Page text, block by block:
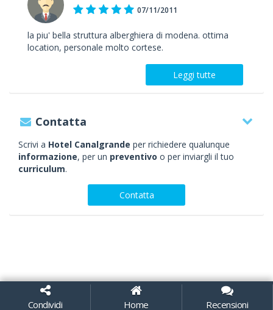
07/11/2011
la piu' bella struttura alberghiera di modena. ottima
location, personale molto cortese.
Leggi tutte
Contatta
Scrivi a Hotel Canalgrande per richiedere qualunque
informazione, per un preventivo o per inviargli il tuo
curriculum.
Contatta
Condividi Home Recensioni